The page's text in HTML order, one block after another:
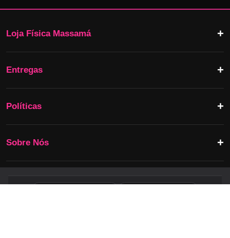
Loja Física Massamá
Entregas
Políticas
Sobre Nós